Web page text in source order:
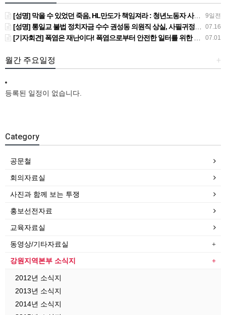
9일전
[성명] 막을 수 있었던 죽음, HL만도가 책임져라 : 청년노동자 사망사고의 철저한 진상규명과 재발방지 대책 마련하라
07.16
[성명] 통일교 불법 정치자금 수수 권성동 의원직 상실, 사필귀정이다
07.01
[기자회견] 폭염은 재난이다! 폭염으로부터 안전한 일터를 위한 민주노총 강원지역본부 폭염감시단 선포 기자회견
+
월간 주요일정
등록된 일정이 없습니다.
Category
공문철
회의자료실
사진과 함께 보는 투쟁
홍보선전자료
교육자료실
동영상/기타자료실
강원지역본부 소식지
2012년 소식지
2013년 소식지
2014년 소식지